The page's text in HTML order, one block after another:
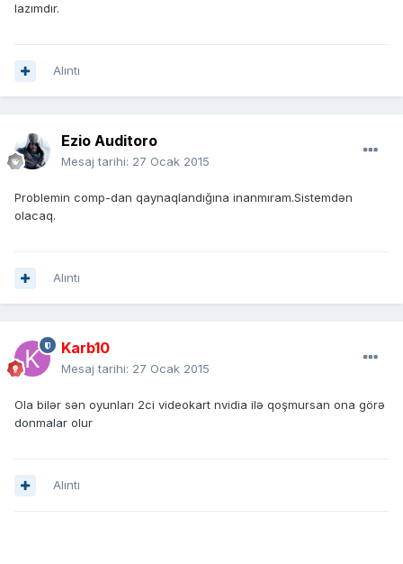
lazımdır.
Alıntı
Ezio Auditoro
Mesaj tarihi: 27 Ocak 2015
Problemin comp-dan qaynaqlandığına inanmıram.Sistemdən
olacaq.
Alıntı
Karb10
Mesaj tarihi: 27 Ocak 2015
Ola bilər sən oyunları 2ci videokart nvidia ilə qoşmursan ona görə
donmalar olur
Alıntı